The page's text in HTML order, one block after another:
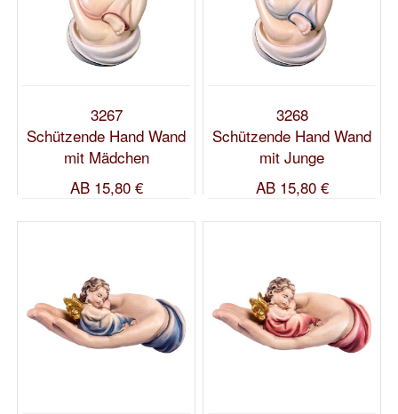
3267
Schützende Hand Wand
mit Mädchen
AB15,80 €
3268
Schützende Hand Wand
mit Junge
AB15,80 €